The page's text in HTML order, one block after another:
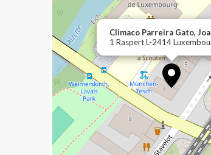
Climaco Parreira Gato,
1 Raspert L-2414